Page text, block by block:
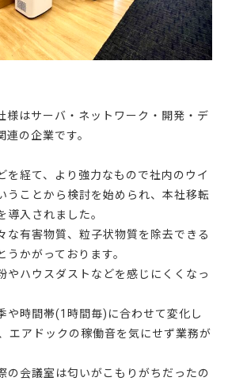
様はサーバ・ネットワーク・開発・デ
の企業です。
を経て、より強力なもので社内のウイ
うことから検討を始められ、本社移転
導入されました。
な有害物質、粒子状物質を除去できる
かがっております。
やハウスダストなどを感じにくくなっ
や時間帯(1時間毎)に合わせて変化し
エアドックの稼働音を気にせず業務が
の会議室は匂いがこもりがちだったの